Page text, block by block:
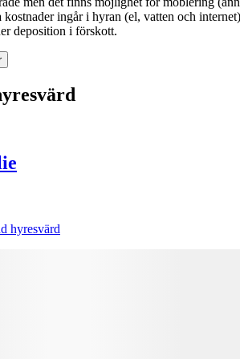
kostnader ingår i hyran (el, vatten och
deposition i förskott.
hyresvärd